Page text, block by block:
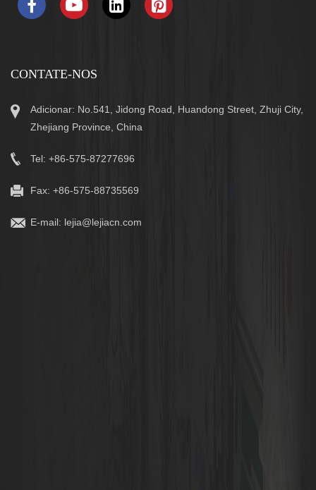
CONTATE-NOS
Adicionar: No.541, Jidong Road, Huandong Street, Zhuji City,
Zhejiang Province, China
Tel: +86-575-87277696
Fax: +86-575-88735569
E-mail: lejia@lejiacn.com